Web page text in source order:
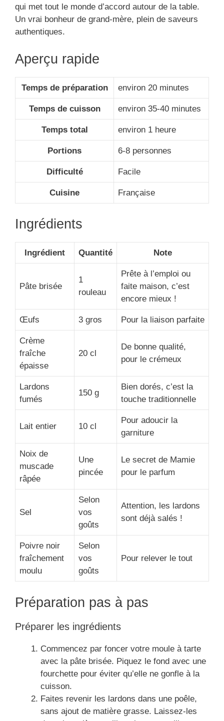
qui met tout le monde d’accord autour de la table.
Un vrai bonheur de grand-mère, plein de saveurs
authentiques.
Aperçu rapide
Temps de préparation environ 20 minutes
Temps de cuisson environ 35-40 minutes
Temps total environ 1 heure
Portions 6-8 personnes
Difficulté Facile
Cuisine Française
Ingrédients
Ingrédient Quantité Note
Pâte brisée
1
rouleau
Prête à l’emploi ou
faite maison, c’est
encore mieux !
Œufs 3 gros Pour la liaison parfaite
Crème
fraîche
épaisse
20 cl
De bonne qualité,
pour le crémeux
Lardons
fumés
150 g
Bien dorés, c’est la
touche traditionnelle
Lait entier 10 cl
Pour adoucir la
garniture
Noix de
muscade
râpée
Une
pincée
Le secret de Mamie
pour le parfum
Sel
Selon
vos
goûts
Attention, les lardons
sont déjà salés !
Poivre noir
fraîchement
moulu
Selon
vos
goûts
Pour relever le tout
Préparation pas à pas
Préparer les ingrédients
Commencez par foncer votre moule à tarte
avec la pâte brisée. Piquez le fond avec une
fourchette pour éviter qu’elle ne gonfle à la
cuisson.
Faites revenir les lardons dans une poêle,
sans ajout de matière grasse. Laissez-les